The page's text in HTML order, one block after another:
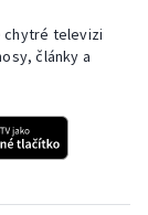
chytré televizi
články a